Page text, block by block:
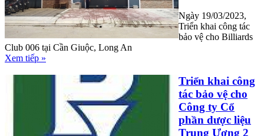
Ngày 19/03/2023,
Triển khai công tác
bảo vệ cho Billiards
Club 006 tại Cần Giuộc, Long An
Xem tiếp »
Triển khai công
tác bảo vệ cho
Công ty Cổ
phần dược liệu
Trung Ương 2